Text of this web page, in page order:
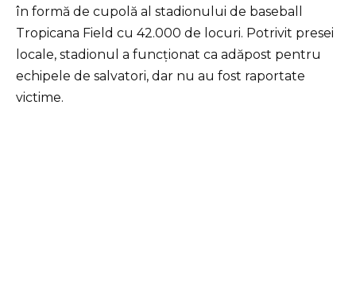
în formă de cupolă al stadionului de baseball
Tropicana Field cu 42.000 de locuri. Potrivit presei
locale, stadionul a funcționat ca adăpost pentru
echipele de salvatori, dar nu au fost raportate
victime.